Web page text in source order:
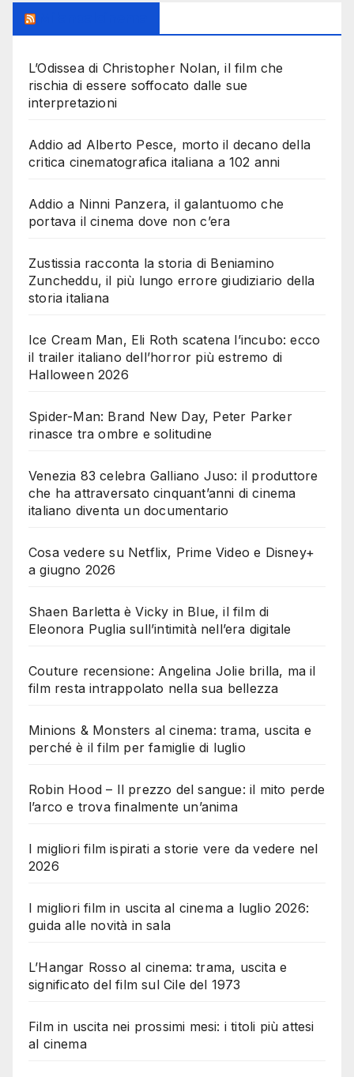
L’Odissea di Christopher Nolan, il film che
rischia di essere soffocato dalle sue
interpretazioni
Addio ad Alberto Pesce, morto il decano della
critica cinematografica italiana a 102 anni
Addio a Ninni Panzera, il galantuomo che
portava il cinema dove non c’era
Zustissia racconta la storia di Beniamino
Zuncheddu, il più lungo errore giudiziario della
storia italiana
Ice Cream Man, Eli Roth scatena l’incubo: ecco
il trailer italiano dell’horror più estremo di
Halloween 2026
Spider-Man: Brand New Day, Peter Parker
rinasce tra ombre e solitudine
Venezia 83 celebra Galliano Juso: il produttore
che ha attraversato cinquant’anni di cinema
italiano diventa un documentario
Cosa vedere su Netflix, Prime Video e Disney+
a giugno 2026
Shaen Barletta è Vicky in Blue, il film di
Eleonora Puglia sull’intimità nell’era digitale
Couture recensione: Angelina Jolie brilla, ma il
film resta intrappolato nella sua bellezza
Minions & Monsters al cinema: trama, uscita e
perché è il film per famiglie di luglio
Robin Hood – Il prezzo del sangue: il mito perde
l’arco e trova finalmente un’anima
I migliori film ispirati a storie vere da vedere nel
2026
I migliori film in uscita al cinema a luglio 2026:
guida alle novità in sala
L’Hangar Rosso al cinema: trama, uscita e
significato del film sul Cile del 1973
Film in uscita nei prossimi mesi: i titoli più attesi
al cinema